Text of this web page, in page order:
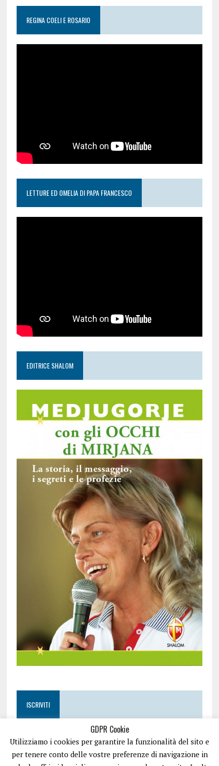
REGINA COELI E ROSARIO
LETTURE ED OMELIA DI PAPA FRANCESCO
EDITRICE SHALOM
ISCRIVITI
GDPR Cookie
Utilizziamo i cookies per garantire la funzionalità del sito e
per tenere conto delle vostre preferenze di navigazione in